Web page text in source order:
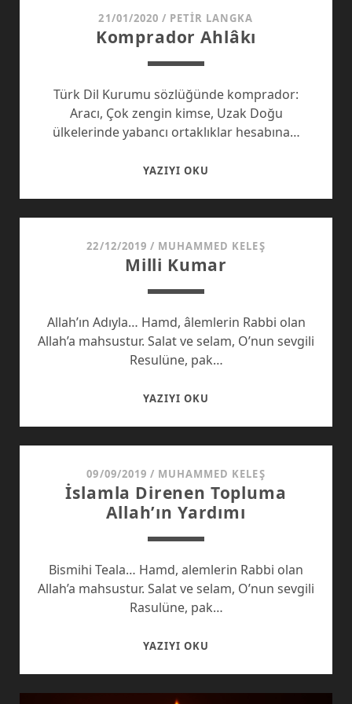
21/01/2020 / PETIR LANGKA
Komprador Ahlâkı
Türk Dil Kurumu sözlüğünde komprador:
Aracı, Çok zengin kimse, Uzak Doğu
ülkelerinde yabancı ortaklıklar hesabına…
YAZIYI OKU
22/12/2019 / MUHAMMED KELEŞ
Milli Kumar
Allah’ın Adıyla… Hamd, âlemlerin Rabbi olan
Allah’a mahsustur. Salat ve selam, O’nun sevgili
Resulüne, pak…
YAZIYI OKU
09/09/2019 / MUHAMMED KELEŞ
İslamla Direnen Topluma
Allah’ın Yardımı
Bismihi Teala… Hamd, alemlerin Rabbi olan
Allah’a mahsustur. Salat ve selam, O’nun sevgili
Rasulüne, pak…
YAZIYI OKU